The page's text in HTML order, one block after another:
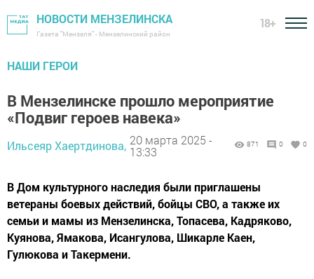
НОВОСТИ МЕНЗЕЛИНСКА
Газета "Мензеля" - Мензелинский район
18+
НАШИ ГЕРОИ
В Мензелинске прошло мероприятие
«Подвиг героев навека»
Ильсеяр Хаертдинова, 20 марта 2025 -
13:33
871 0 0
В Дом культурного наследия были приглашены
ветераны боевых действий, бойцы СВО, а также их
семьи и мамы из Мензелинска, Топасева, Кадряково,
Куянова, Ямакова, Исангулова, Шикарле Каен,
Гулюкова и Такермени.